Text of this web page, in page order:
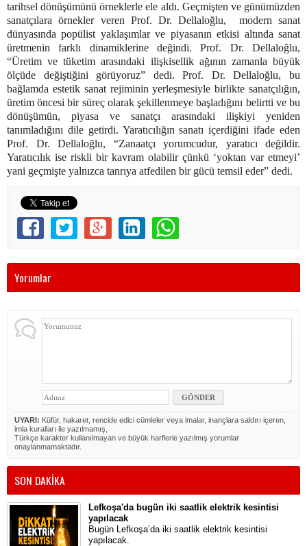
tarihsel dönüşümünü örneklerle ele aldı. Geçmişten ve günümüzden
sanatçılara örnekler veren Prof. Dr. Dellaloğlu, modern sanat
dünyasında popülist yaklaşımlar ve piyasanın etkisi altında sanat
üretmenin farklı dinamiklerine değindi. Prof. Dr. Dellaloğlu,
“Üretim ve tüketim arasındaki ilişkisellik ağının zamanla büyük
ölçüde değiştiğini görüyoruz” dedi. Prof. Dr. Dellaloğlu, bu
bağlamda estetik sanat rejiminin yerleşmesiyle birlikte sanatçılığın,
üretim öncesi bir süreç olarak şekillenmeye başladığını belirtti ve bu
dönüşümün, piyasa ve sanatçı arasındaki ilişkiyi yeniden
tanımladığını dile getirdi. Yaratıcılığın sanatı içerdiğini ifade eden
Prof. Dr. Dellaloğlu, “Zanaatçı yorumcudur, yaratıcı değildir.
Yaratıcılık ise riskli bir kavram olabilir çünkü ‘yoktan var etmeyi’
yani geçmişte yalnızca tanrıya atfedilen bir gücü temsil eder” dedi.
Yorumlar
UYARI: Küfür, hakaret, rencide edici cümleler veya imalar, inançlara saldırı içeren,
imla kuralları ile yazılmamış,
Türkçe karakter kullanılmayan ve büyük harflerle yazılmış yorumlar
onaylanmamaktadır.
SON DAKİKA
Lefkoşa'da bugün iki saatlik elektrik kesintisi
yapılacak
Bugün Lefkoşa’da iki saatlik elektrik kesintisi
yapılacak.